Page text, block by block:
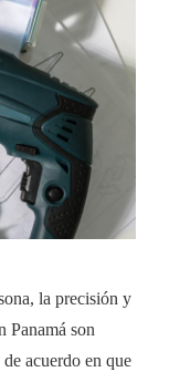
la precisión y
Panamá son
acuerdo en que